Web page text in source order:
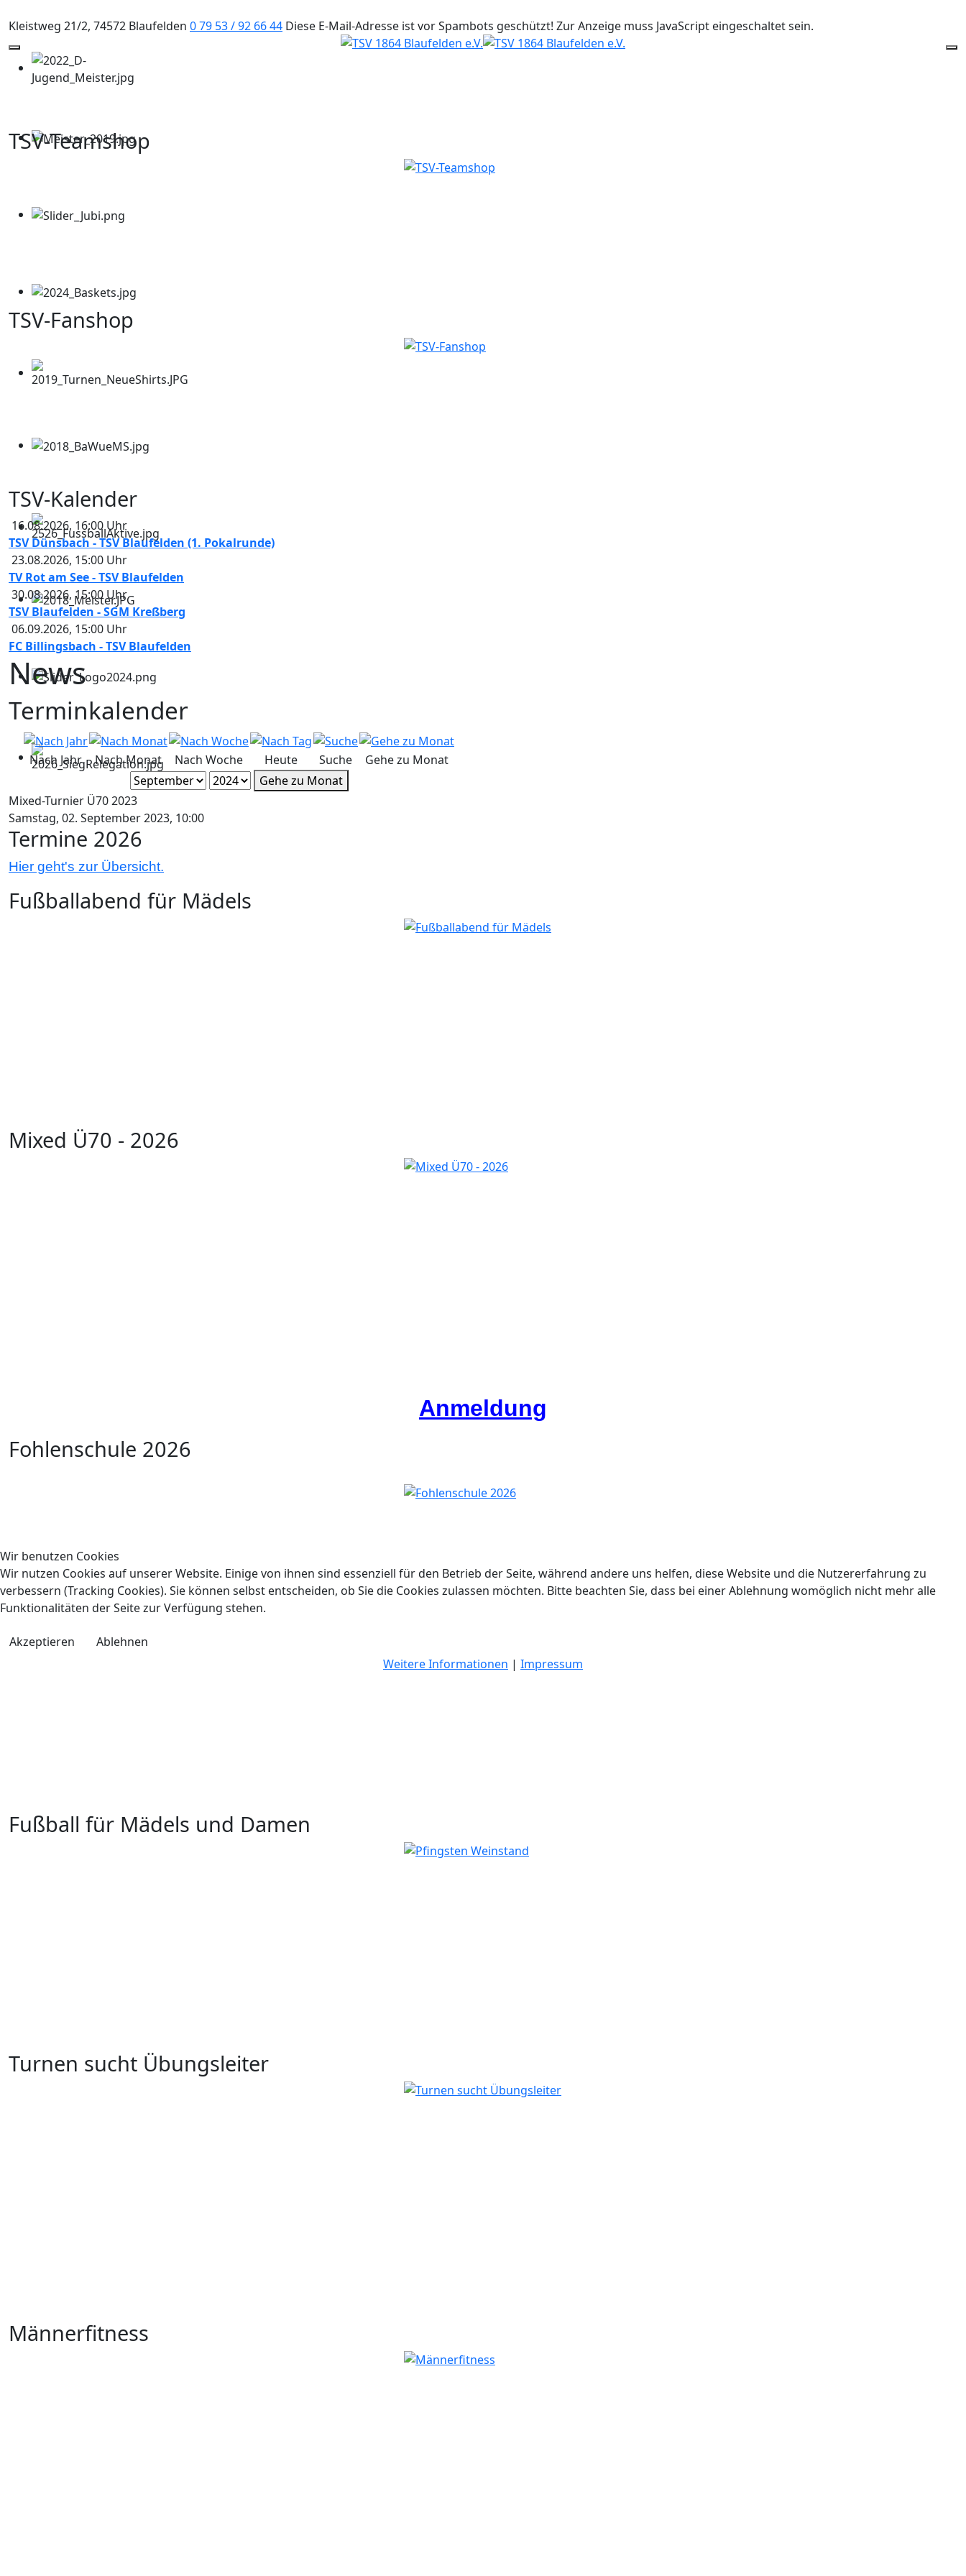
Kleistweg 21/2, 74572 Blaufelden 0 79 53 / 92 66 44 Diese E-Mail-Adresse ist vor Spambots geschützt! Zur Anzeige muss JavaScript eingeschaltet sein.
Mobile Menu Toggle
TSV-Teamshop
TSV-Fanshop
TSV-Kalender
16.08.2026, 16:00Uhr
TSV Dünsbach - TSV Blaufelden (1. Pokalrunde)
23.08.2026, 15:00 Uhr
TV Rot am See - TSV Blaufelden
30.08.2026, 15:00Uhr
TSV Blaufelden - SGM Kreßberg
06.09.2026, 15:00 Uhr
FC Billingsbach - TSV Blaufelden
News
Terminkalender
Nach Jahr Nach Monat Nach Woche Heute Suche
Gehe zu Monat
Gehe zu Monat
Mixed-Turnier Ü70 2023
Samstag, 02. September 2023, 10:00
Termine 2026
Hier geht's zur Übersicht.
Fußballabend für Mädels
Mixed Ü70 - 2026
Anmeldung
Fohlenschule 2026
Fußball für Mädels und Damen
Turnen sucht Übungsleiter
Männerfitness
Wir benutzen Cookies
Wir nutzen Cookies auf unserer Website. Einige von ihnen sind essenziell für den Betrieb der Seite, während andere uns helfen, diese Website und die Nutzererfahrung zu
verbessern (Tracking Cookies). Sie können selbst entscheiden, ob Sie die Cookies zulassen möchten. Bitte beachten Sie, dass bei einer Ablehnung womöglich nicht mehr alle
Funktionalitäten der Seite zur Verfügung stehen.
Akzeptieren
Ablehnen
Weitere Informationen | Impressum